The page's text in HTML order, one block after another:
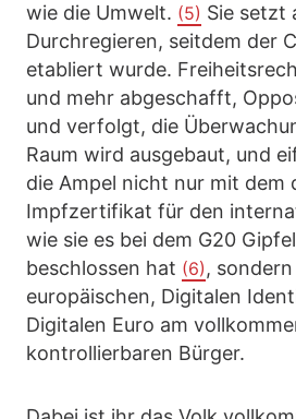
wie die Umwelt. (5) Sie setzt
Durchregieren, seitdem der
etabliert wurde.
und mehr abgeschafft,
und verfolgt, die
Raum wird ausgebaut, und
die Ampel nicht nur mit dem
Impfzertifikat für den
wie sie es bei dem G20
beschlossen hat (6) ,
europäischen, Digitalen
Digitalen Euro am
kontrollierbaren Bürger.